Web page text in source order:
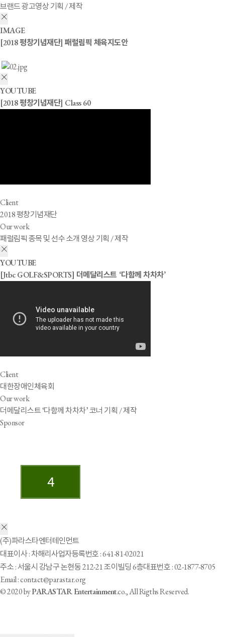
브랜드 광고영상 기획 / 제작
IMAGE
[2018 평창기념재단] 패럴림픽 체육지도안
YOUTUBE
[2018 평창기념재단] Class 60
Client
2018 평창기념재단
Our work
패럴림픽 종목 및 선수 소개 영상 기획 / 제작
YOUTUBE
[Jtbc GOLF&SPORTS] 더메달리스트 ‘다함께 차차차’
Client
대한장애인체육회
Our work
더메달리스트 ‘다함께 차차차’ 코너 기획 / 제작
Sponsor
(주)파라스타엔터테인먼트
대표이사 : 차해리사업자등록번호 : 641-81-02021
주소 : 서울시 강남구 논현동 212-21 조이빌딩 6층대표번호 : 02-1877-8705
Email : contact@parastar.org
© 2020 byPARASTAR Entertainment.co., All Rigths Reserved.